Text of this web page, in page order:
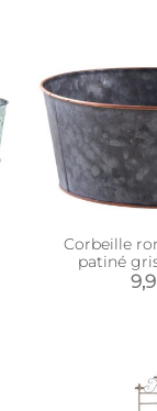
Corbeille
patiné